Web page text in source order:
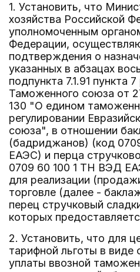
1. Установить, что
хозяйства Российской
уполномоченным
Федерации,
подтверждения о
указанных в абзацах
подпункта 7.1.91 пункта
Таможенного союза от
130 "О едином
регулировании
союза", в отношении
(бадриджанов) (код
ЕАЭС) и перца
0709 60 100 1 ТН ВЭД
для реализации
торговле (далее -
перец стручковый
которых
2. Установить, что для
тарифной льготы в виде
уплаты ввозной